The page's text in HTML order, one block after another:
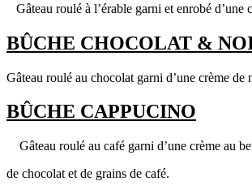
Gâteau roulé à l’érable garni et enrobé d’une
BÛCHE CHOCOLAT &
Gâteau roulé au chocolat garni d’une crème de
BÛCHE CAPPUCINO
Gâteau roulé au café garni d’une crème au
de chocolat et de grains de café.